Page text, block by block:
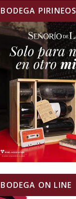
BODEGA PIRINEOS
BODEGA ON LINE